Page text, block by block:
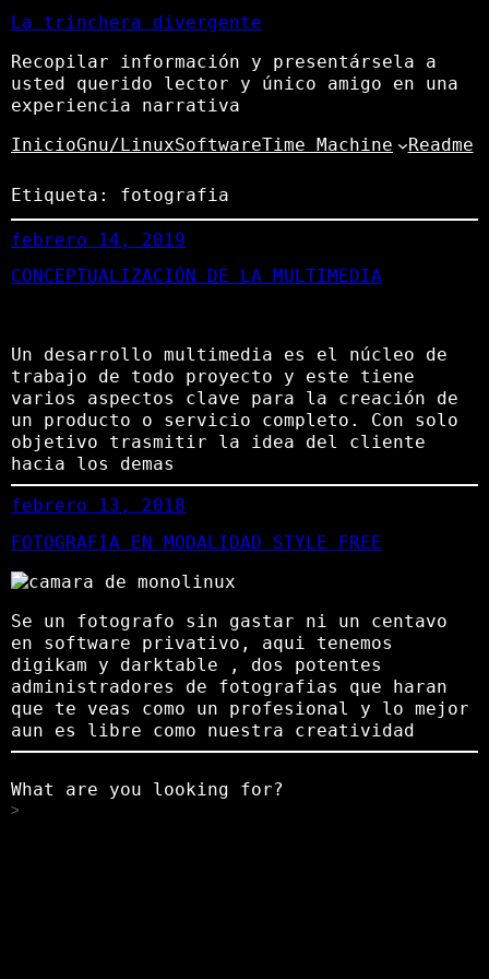
La trinchera divergente
Recopilar información y presentársela a
usted querido lector y único amigo en una
experiencia narrativa
InicioGnu/LinuxSoftwareTime Machine Readme
Etiqueta: fotografia
febrero 14, 2019
CONCEPTUALIZACIÓN DE LA MULTIMEDIA
Un desarrollo multimedia es el núcleo de
trabajo de todo proyecto y este tiene
varios aspectos clave para la creación de
un producto o servicio completo. Con solo
objetivo trasmitir la idea del cliente
hacia los demas
febrero 13, 2018
FOTOGRAFIA EN MODALIDAD STYLE FREE
Se un fotografo sin gastar ni un centavo
en software privativo, aqui tenemos
digikam y darktable , dos potentes
administradores de fotografias que haran
que te veas como un profesional y lo mejor
aun es libre como nuestra creatividad
What are you looking for?